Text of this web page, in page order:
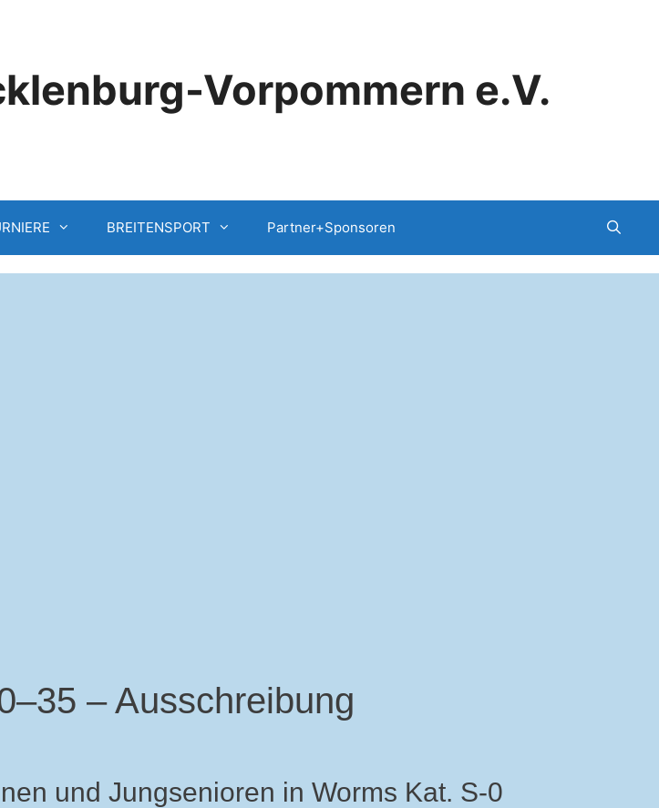
Vorpommern e.V.
BREITENSPORT Partner+Sponsoren
– Ausschreibung
und Jungsenioren in Worms Kat. S-0